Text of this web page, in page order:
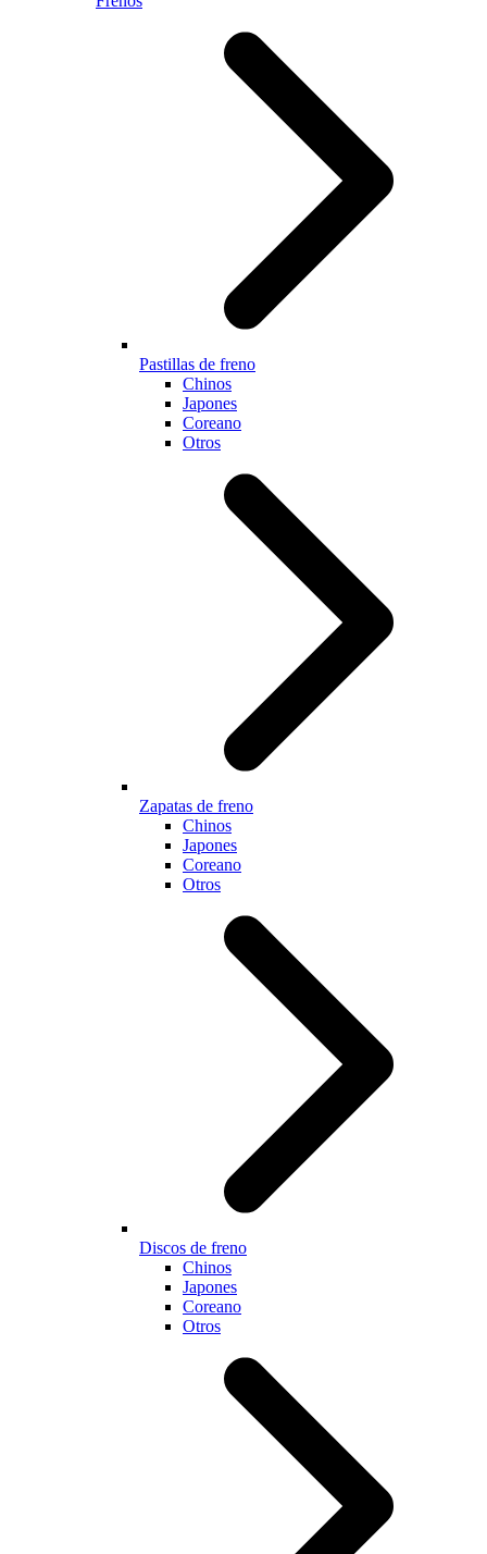
Pastillas de freno
Chinos
Japones
Coreano
Otros
Zapatas de freno
Chinos
Japones
Coreano
Otros
Discos de freno
Chinos
Japones
Coreano
Otros